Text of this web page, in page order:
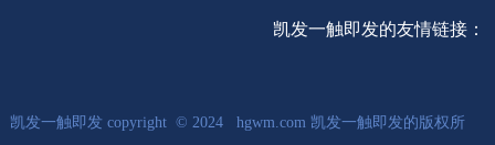
凯发一触即发的友情链接：
凯发一触即发 copyright © 2024 hgwm.com 凯发一触即发的版权所